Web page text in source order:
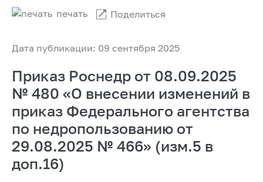
Дата публикации: 09 сентября 2025
печать Поделиться
Приказ Роснедр от 08.09.2025
№ 480 «О внесении изменений в
приказ Федерального агентства
по недропользованию от
29.08.2025 № 466» (изм.5 в
доп.16)